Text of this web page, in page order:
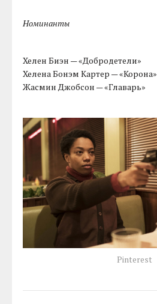
Номинанты
Хелен Биэн — «Добродетели»
Хелена Бонэм Картер — «Корона»
Жасмин Джобсон — «Главарь»
Pinterest